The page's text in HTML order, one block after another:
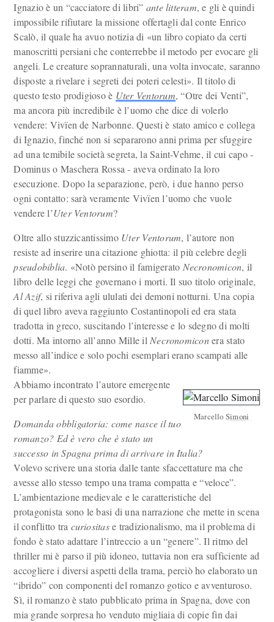
Ignazio è un “cacciatore di libri” ante litteram, e gli è quindi
impossibile rifiutare la missione offertagli dal conte Enrico
Scalò, il quale ha avuo notizia di «un libro copiato da certi
manoscritti persiani che conterrebbe il metodo per evocare gli
angeli. Le creature soprannaturali, una volta invocate, saranno
disposte a rivelare i segreti dei poteri celesti». Il titolo di
questo testo prodigioso è Uter Ventorum, “Otre dei Venti”,
ma ancora più incredibile è l’uomo che dice di volerlo
vendere: Vivïen de Narbonne. Questi è stato amico e collega
di Ignazio, finché non si separarono anni prima per sfuggire
ad una temibile società segreta, la Saint-Vehme, il cui capo -
Dominus o Maschera Rossa - aveva ordinato la loro
esecuzione. Dopo la separazione, però, i due hanno perso
ogni contatto: sarà veramente Vivïen l’uomo che vuole
vendere l’Uter Ventorum?
Oltre allo stuzzicantissimo Uter Ventorum, l’autore non
resiste ad inserire una citazione ghiotta: il più celebre degli
pseudobiblia. «Notò persino il famigerato Necronomicon, il
libro delle leggi che governano i morti. Il suo titolo originale,
Al Azif, si riferiva agli ululati dei demoni notturni. Una copia
di quel libro aveva raggiunto Costantinopoli ed era stata
tradotta in greco, suscitando l’interesse e lo sdegno di molti
dotti. Ma intorno all’anno Mille il Necronomiconera stato
messo all’indice e solo pochi esemplari erano scampati alle
fiamme».
Marcello Simoni
Abbiamo incontrato l’autore emergente
per parlare di questo suo esordio.
Domanda obbligatoria: come nasce il tuo
romanzo? Ed è vero che è stato un
successo in Spagna prima di arrivare in Italia?
Volevo scrivere una storia dalle tante sfaccettature ma che
avesse allo stesso tempo una trama compatta e “veloce”.
L’ambientazione medievale e le caratteristiche del
protagonista sono le basi di una narrazione che mette in scena
il conflitto tra curiositase tradizionalismo, ma il problema di
fondo è stato adattare l’intreccio a un “genere”. Il ritmo del
thriller mi è parso il più idoneo, tuttavia non era sufficiente ad
accogliere i diversi aspetti della trama, perciò ho elaborato un
“ibrido” con componenti del romanzo gotico e avventuroso.
Sì, il romanzo è stato pubblicato prima in Spagna, dove con
mia grande sorpresa ho venduto migliaia di copie fin dai